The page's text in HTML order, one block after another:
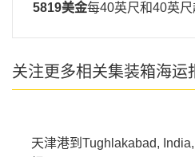
5819美金每40英尺和40英尺
关注更多相关集装箱海运
天津港到Tughlakabad,